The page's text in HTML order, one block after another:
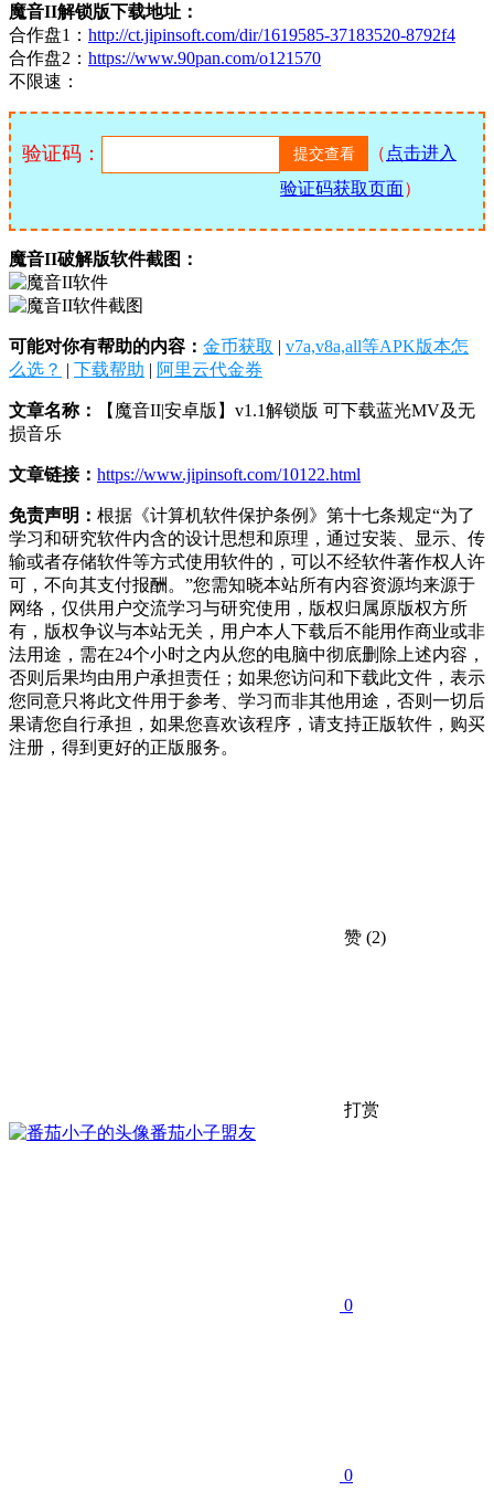
魔音II解锁版下载地址：
合作盘1： http://ct.jipinsoft.com/dir/1619585-37183520-8792f4
合作盘2： https://www.90pan.com/o121570
不限速：
验证码： （ 点击进入
验证码获取页面）
魔音II破解版软件截图：
可能对你有帮助的内容： 金币获取 | v7a,v8a,all等APK版本怎
么选？ | 下载帮助 | 阿里云代金券
文章名称：
【魔音II|安卓版】v1.1解锁版 可下载蓝光MV及无
损音乐
文章链接： https://www.jipinsoft.com/10122.html
免责声明： 根据《计算机软件保护条例》第十七条规定“为了
学习和研究软件内含的设计思想和原理，通过安装、显示、传
输或者存储软件等方式使用软件的，可以不经软件著作权人许
可，不向其支付报酬。”您需知晓本站所有内容资源均来源于
网络，仅供用户交流学习与研究使用，版权归属原版权方所
有，版权争议与本站无关，用户本人下载后不能用作商业或非
法用途，需在24个小时之内从您的电脑中彻底删除上述内容，
否则后果均由用户承担责任；如果您访问和下载此文件，表示
您同意只将此文件用于参考、学习而非其他用途，否则一切后
果请您自行承担，如果您喜欢该程序，请支持正版软件，购买
注册，得到更好的正版服务。
赞 (2)
打赏
番茄小子盟友
0
0